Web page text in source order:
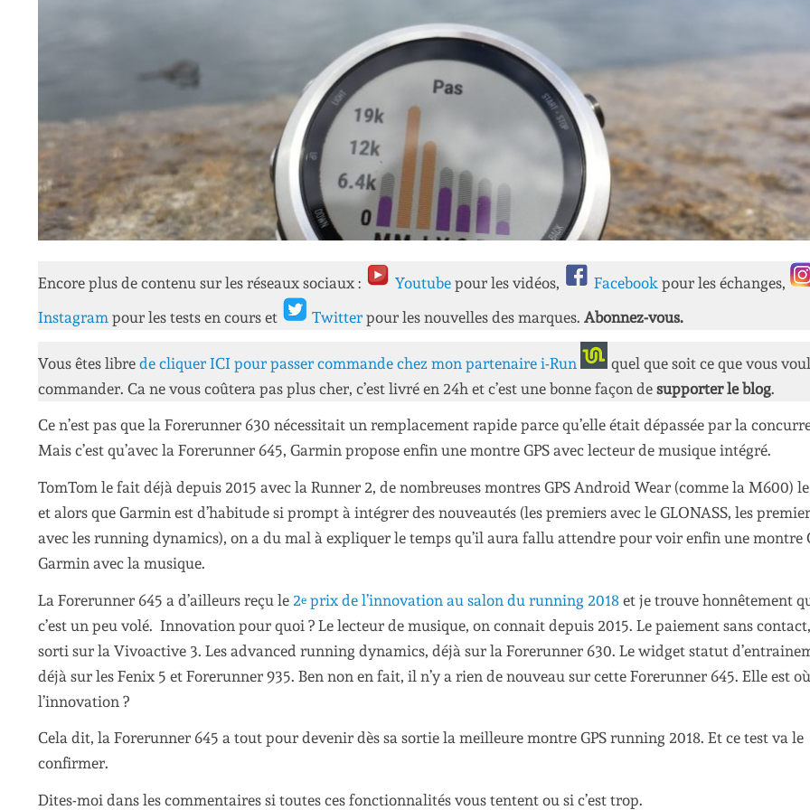
Encore plus de contenu sur les réseaux sociaux : Youtube pour les vidéos, Facebook pour les échanges,
Instagram pour les tests en cours et Twitter pour les nouvelles des marques. Abonnez-vous.
Vous êtes libre de cliquer ICI pour passer commande chez mon partenaire i-Run
quel que soit ce que vous
commander. Ca ne vous coûtera pas plus cher, c’est livré en 24h et c’est une bonne façon de supporter le blog.
Ce n’est pas que la Forerunner 630 nécessitait un remplacement rapide parce qu’elle était dépassée par la
Mais c’est qu’avec la Forerunner 645, Garmin propose enfin une montre GPS avec lecteur de musique intégré.
TomTom le fait déjà depuis 2015 avec la Runner 2, de nombreuses montres GPS Android Wear (comme la M600)
et alors que Garmin est d’habitude si prompt à intégrer des nouveautés (les premiers avec le GLONASS, les
avec les running dynamics), on a du mal à expliquer le temps qu’il aura fallu attendre pour voir enfin une montre
Garmin avec la musique.
La Forerunner 645 a d’ailleurs reçu le 2e prix de l’innovation au salon du running 2018 et je trouve honnêtement
c’est un peu volé. Innovation pour quoi ? Le lecteur de musique, on connait depuis 2015. Le paiement sans
sorti sur la Vivoactive 3. Les advanced running dynamics, déjà sur la Forerunner 630. Le widget statut
déjà sur les Fenix 5 et Forerunner 935. Ben non en fait, il n’y a rien de nouveau sur cette Forerunner 645. Elle est où
l’innovation ?
Cela dit, la Forerunner 645 a tout pour devenir dès sa sortie la meilleure montre GPS running 2018. Et ce test va le
confirmer.
Dites-moi dans les commentaires si toutes ces fonctionnalités vous tentent ou si c’est trop.